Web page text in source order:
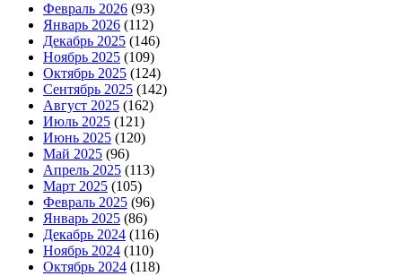
Февраль 2026 (93)
Январь 2026 (112)
Декабрь 2025 (146)
Ноябрь 2025 (109)
Октябрь 2025 (124)
Сентябрь 2025 (142)
Август 2025 (162)
Июль 2025 (121)
Июнь 2025 (120)
Май 2025 (96)
Апрель 2025 (113)
Март 2025 (105)
Февраль 2025 (96)
Январь 2025 (86)
Декабрь 2024 (116)
Ноябрь 2024 (110)
Октябрь 2024 (118)